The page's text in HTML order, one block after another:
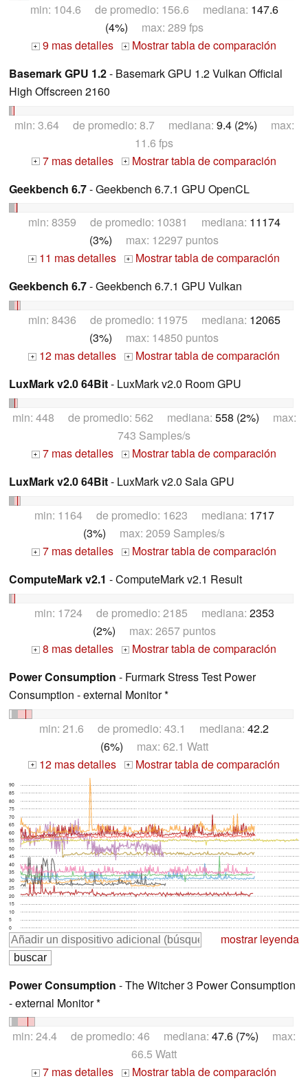
min: 104.6 de promedio: 156.6 mediana: 147.6
(4%) max: 289 fps
+ 9 mas detalles +
Mostrar tabla de comparación
Basemark GPU 1.2- Basemark GPU 1.2 Vulkan Official
High Offscreen 2160
min: 3.64 de promedio: 8.7 mediana: 9.4 (2%) max:
11.6 fps
+ 7 mas detalles +
Mostrar tabla de comparación
Geekbench 6.7- Geekbench 6.7.1 GPU OpenCL
min: 8359 de promedio: 10381 mediana: 11174
(3%) max: 12297 puntos
+ 11 mas detalles + Mostrar tabla de comparación
Geekbench 6.7- Geekbench 6.7.1 GPU Vulkan
min: 8436 de promedio: 11975 mediana: 12065
(3%) max: 14850 puntos
+ 12 mas detalles + Mostrar tabla de comparación
LuxMark v2.0 64Bit- LuxMark v2.0 Room GPU
min: 448 de promedio: 562 mediana: 558 (2%) max:
743 Samples/s
+ 7 mas detalles +
Mostrar tabla de comparación
LuxMark v2.0 64Bit- LuxMark v2.0 Sala GPU
min: 1164 de promedio: 1623 mediana: 1717
(3%) max: 2059 Samples/s
+ 7 mas detalles +
Mostrar tabla de comparación
ComputeMark v2.1 - ComputeMark v2.1 Result
min: 1724 de promedio: 2185 mediana: 2353
(2%) max: 2657 puntos
+ 8 mas detalles +
Mostrar tabla de comparación
Power Consumption - Furmark Stress Test Power
Consumption - external Monitor *
min: 21.6 de promedio: 43.1 mediana: 42.2
(6%) max: 62.1 Watt
+ 12 mas detalles + Mostrar tabla de comparación
0
5
10
15
20
25
30
35
40
45
50
55
60
65
70
75
80
85
90
mostrar leyenda
Power Consumption - The Witcher 3 Power Consumption
- external Monitor *
min: 24.4 de promedio: 46 mediana: 47.6 (7%) max:
66.5 Watt
+ 7 mas detalles + Mostrar tabla de comparación